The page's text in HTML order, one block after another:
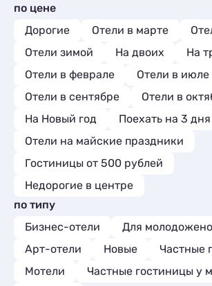
Апартаменты
Мини-отели 5
по цене
Дорогие
Отели в марте
Отели зимой
На двоих
На
Отели в феврале
Отели в июле
Отели в сентябре
Отели в
На Новый год
Поехать на 3 дня
Отели на майские праздники
Гостиницы от 500 рублей
Недорогие в центре
по типу
Бизнес-отели
Для
Арт-отели
Новые
Частные
Мотели
Частные гостиницы у